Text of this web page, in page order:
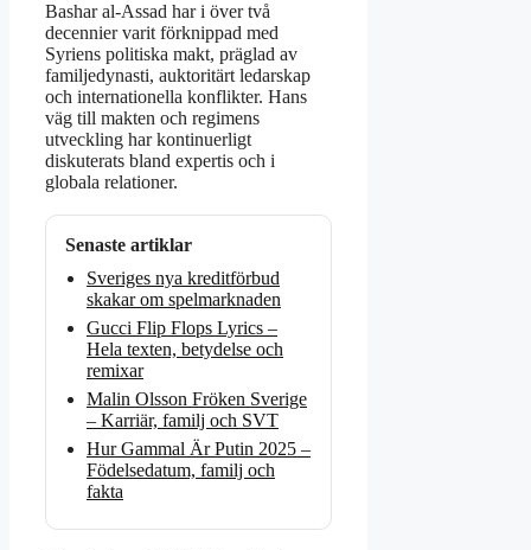
Bashar al-Assad har i över två
decennier varit förknippad med
Syriens politiska makt, präglad av
familjedynasti, auktoritärt ledarskap
och internationella konflikter. Hans
väg till makten och regimens
utveckling har kontinuerligt
diskuterats bland expertis och i
globala relationer.
Senaste artiklar
Sveriges nya kreditförbud
skakar om spelmarknaden
Gucci Flip Flops Lyrics –
Hela texten, betydelse och
remixar
Malin Olsson Fröken Sverige
– Karriär, familj och SVT
Hur Gammal Är Putin 2025 –
Födelsedatum, familj och
fakta